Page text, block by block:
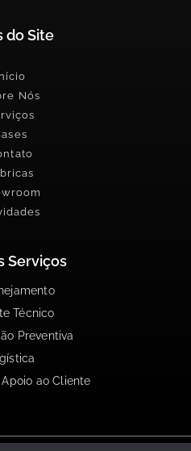
do Site
Nós
Serviços
Técnico
Preventiva
ao Cliente